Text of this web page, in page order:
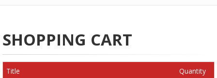
SHOPPING CART
Title Quantity